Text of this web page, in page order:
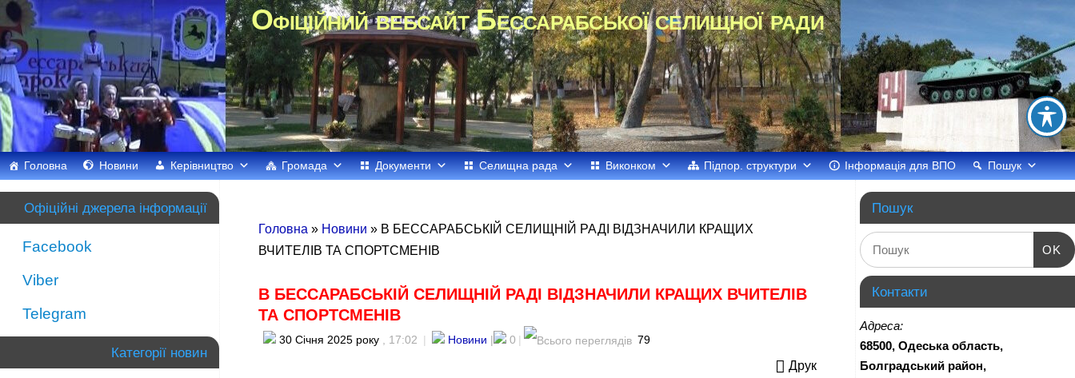
Офіційний вебсайт Бессарабської селищної ради
Головна Новини Керівництво Громада Документи Селищна рада Виконком Підпор. структури Інформація для ВПО Пошук
Головна » Новини » В БЕССАРАБСЬКІЙ СЕЛИЩНІЙ РАДІ ВІДЗНАЧИЛИ КРАЩИХ
ВЧИТЕЛІВ ТА СПОРТСМЕНІВ
В БЕССАРАБСЬКІЙ СЕЛИЩНІЙ РАДІ ВІДЗНАЧИЛИ КРАЩИХ ВЧИТЕЛІВ
ТА СПОРТСМЕНІВ
30 Січня 2025 року , 17:02 | Новини | 0 | 79
Друк
Офіційні джерела інформації
Facebook
Viber
Telegram
Категорії новин
Пошук
OK
Контакти
Адреса:
68500, Одеська область,
Болградський район,